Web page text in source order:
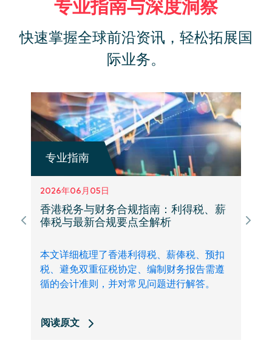
专业指南与深度洞察
快速掌握全球前沿资讯，轻松拓展国
际业务。
专业指南
2026年06月05日
香港税务与财务合规指南：利得税、薪
俸税与最新合规要点全解析
本文详细梳理了香港利得税、薪俸税、预扣
税、避免双重征税协定、编制财务报告需遵
循的会计准则，并对常见问题进行解答。
阅读原文